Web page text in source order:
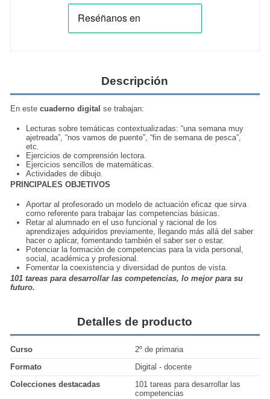
Descripción
En estecuaderno digital se trabajan:
Lecturas sobre temáticas contextualizadas: “una semana muy
ajetreada”, “nos vamos de puente”, “fin de semana de pesca”,
etc.
Ejercicios de comprensión lectora.
Ejercicios sencillos de matemáticas.
Actividades de dibujo.
PRINCIPALES OBJETIVOS
Aportar al profesorado un modelo de actuación eficaz que sirva
como referente para trabajar las competencias básicas.
Retar al alumnado en el uso funcional y racional de los
aprendizajes adquiridos previamente, llegando más allá del saber
hacer o aplicar, fomentando también el saber ser o estar.
Potenciar la formación de competencias para la vida personal,
social, académica y profesional.
Fomentar la coexistencia y diversidad de puntos de vista.
101 tareas para desarrollar las competencias, lo mejor para su
futuro.
Detalles de producto
Curso
2º de primaria
Formato
Digital - docente
Colecciones destacadas
101 tareas para desarrollar las
competencias